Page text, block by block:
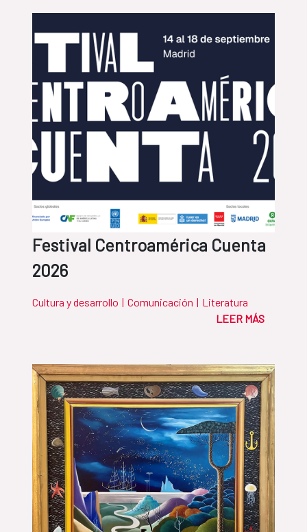
Festival Centroamérica Cuenta
2026
Cultura y desarrollo | Comunicación | Literatura
LEER MÁS